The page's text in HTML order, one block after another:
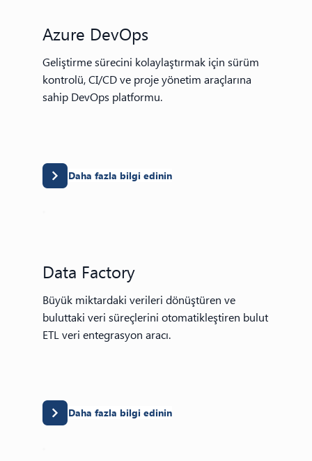
Azure DevOps
Geliştirme sürecini kolaylaştırmak için sürüm
kontrolü, CI/CD ve proje yönetim araçlarına
sahip DevOps platformu.
Daha fazla bilgi edinin
Data Factory
Büyük miktardaki verileri dönüştüren ve
buluttaki veri süreçlerini otomatikleştiren bulut
ETL veri entegrasyon aracı.
Daha fazla bilgi edinin